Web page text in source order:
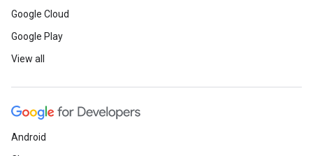
Google Cloud
Google Play
View all
Android